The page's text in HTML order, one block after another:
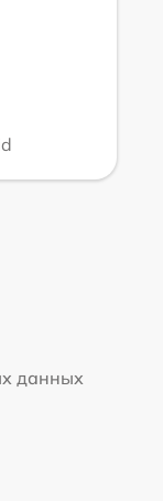
данных